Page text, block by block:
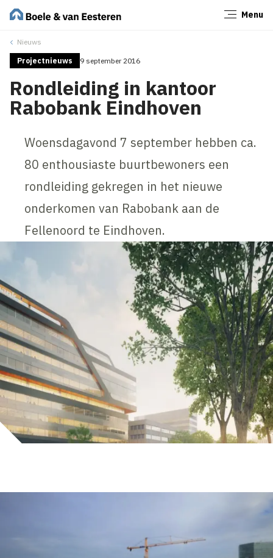
Menu
Nieuws
Projectnieuws 9 september 2016
Rondleiding in kantoor
Rabobank Eindhoven
Woensdagavond 7 september hebben ca.
80 enthousiaste buurtbewoners een
rondleiding gekregen in het nieuwe
onderkomen van Rabobank aan de
Fellenoord te Eindhoven.
Sluiten